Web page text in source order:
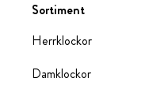
Sortiment
Herrklockor
Damklockor